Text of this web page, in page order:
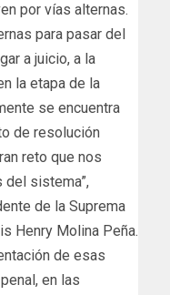
por vías alternas.
para pasar del
a juicio, a la
la etapa de la
se encuentra
de resolución
reto que nos
sistema”,
de la Suprema
Henry Molina Peña.
de esas
en las